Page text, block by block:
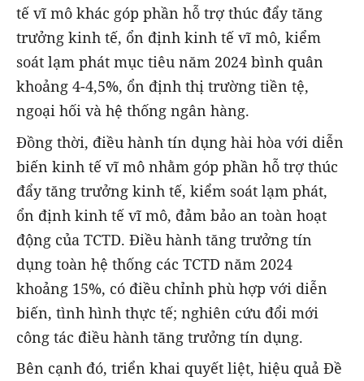
tế vĩ mô khác góp phần hỗ trợ thúc đẩy tăng
trưởng kinh tế, ổn định kinh tế vĩ mô, kiểm
soát lạm phát mục tiêu năm 2024 bình quân
khoảng 4-4,5%, ổn định thị trường tiền tệ,
ngoại hối và hệ thống ngân hàng.
Đồng thời, điều hành tín dụng hài hòa với diễn
biến kinh tế vĩ mô nhằm góp phần hỗ trợ thúc
đẩy tăng trưởng kinh tế, kiểm soát lạm phát,
ổn định kinh tế vĩ mô, đảm bảo an toàn hoạt
động của TCTD. Điều hành tăng trưởng tín
dụng toàn hệ thống các TCTD năm 2024
khoảng 15%, có điều chỉnh phù hợp với diễn
biến, tình hình thực tế; nghiên cứu đổi mới
công tác điều hành tăng trưởng tín dụng.
Bên cạnh đó, triển khai quyết liệt, hiệu quả Đề